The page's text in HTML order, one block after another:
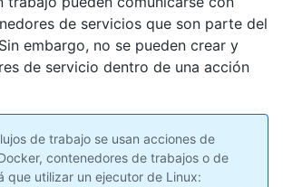
de servicios que son parte del
embargo, no se pueden crear y
de servicio dentro de una acción
de trabajo se usan acciones de
contenedores de trabajos o de
que utilizar un ejecutor de Linux: